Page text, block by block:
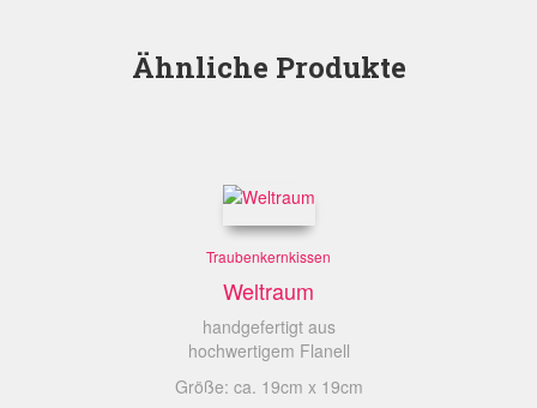
Ähnliche Produkte
Traubenkernkissen
Weltraum
handgefertigt aus
hochwertigem Flanell
Größe: ca. 19cm x 19cm